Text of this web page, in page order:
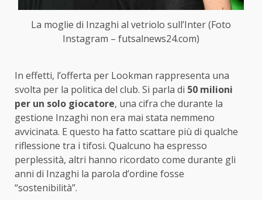
La moglie di Inzaghi al vetriolo sull’Inter (Foto
Instagram – futsalnews24.com)
In effetti, l’offerta per Lookman rappresenta una
svolta per la politica del club. Si parla di 50 milioni
per un solo giocatore, una cifra che durante la
gestione Inzaghi non era mai stata nemmeno
avvicinata. E questo ha fatto scattare più di qualche
riflessione tra i tifosi. Qualcuno ha espresso
perplessità, altri hanno ricordato come durante gli
anni di Inzaghi la parola d’ordine fosse
“sostenibilità”.